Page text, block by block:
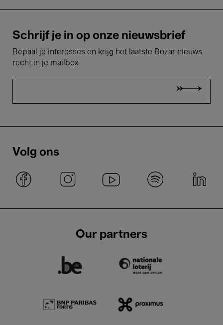
Schrijf je in op onze nieuwsbrief
Bepaal je interesses en krijg het laatste Bozar nieuws
recht in je mailbox
Volg ons
Our partners